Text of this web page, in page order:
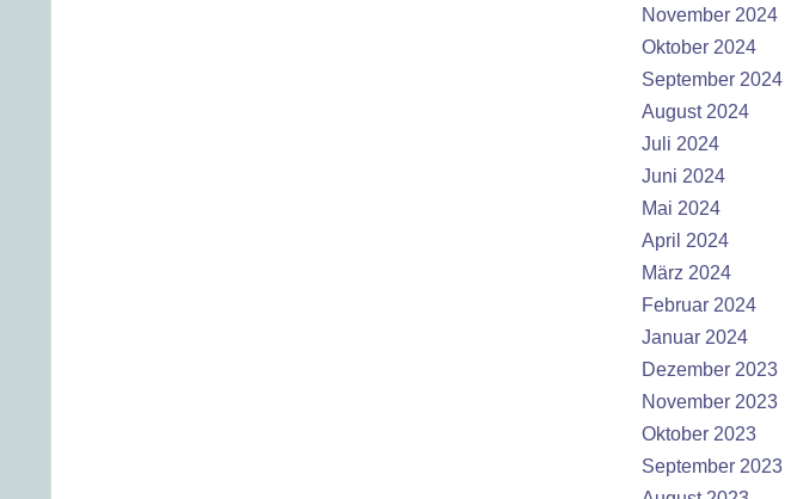
November 2024
Oktober 2024
September 2024
August 2024
Juli 2024
Juni 2024
Mai 2024
April 2024
März 2024
Februar 2024
Januar 2024
Dezember 2023
November 2023
Oktober 2023
September 2023